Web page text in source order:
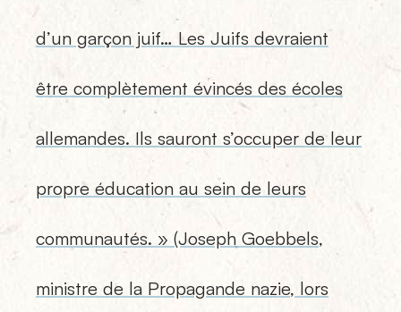
d’un garçon juif… Les Juifs devraient
être complètement évincés des écoles
allemandes. Ils sauront s’occuper de leur
propre éducation au sein de leurs
communautés. » (Joseph Goebbels,
ministre de la Propagande nazie, lors